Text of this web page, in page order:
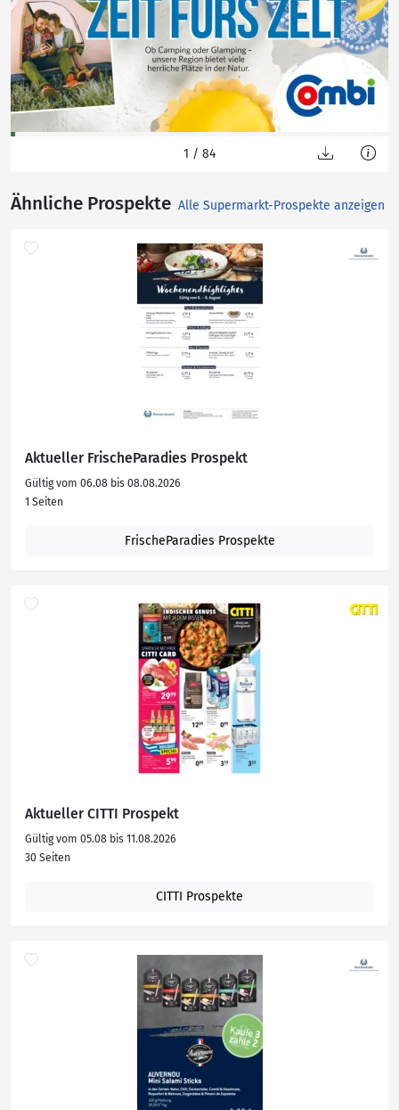
1 / 84
Ähnliche Prospekte Alle Supermarkt-Prospekte anzeigen
Aktueller FrischeParadies Prospekt
Gültig vom 06.08 bis 08.08.2026
1 Seiten
FrischeParadies Prospekte
Aktueller CITTI Prospekt
Gültig vom 05.08 bis 11.08.2026
30 Seiten
CITTI Prospekte